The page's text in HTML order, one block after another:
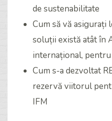
de sustenabilitate
Cum să vă asigurați
soluții există atât în
internațional,
Cum s-a dezvoltat
rezervă viitorul
IFM